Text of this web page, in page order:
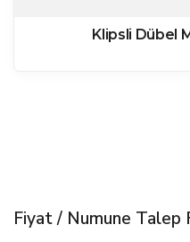
Klipsli Dübel
Fiyat / Numune Talep